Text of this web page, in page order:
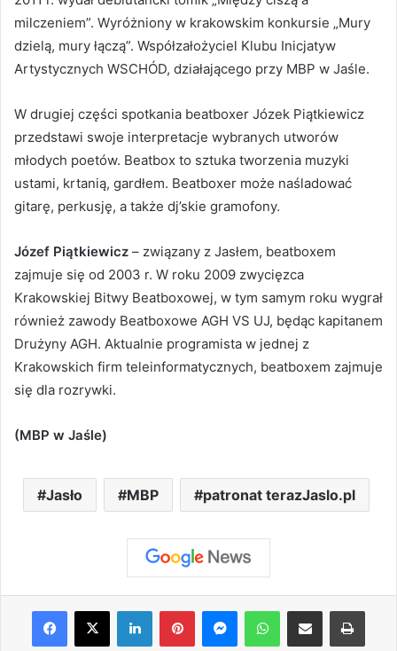
milczeniem”. Wyróżniony w krakowskim konkursie „Mury
dzielą, mury łączą”. Współzałożyciel Klubu Inicjatyw
Artystycznych WSCHÓD, działającego przy MBP w Jaśle.
W drugiej części spotkania beatboxer Józek Piątkiewicz
przedstawi swoje interpretacje wybranych utworów
młodych poetów. Beatbox to sztuka tworzenia muzyki
ustami, krtanią, gardłem. Beatboxer może naśladować
gitarę, perkusję, a także dj’skie gramofony.
Józef Piątkiewicz – związany z Jasłem, beatboxem
zajmuje się od 2003 r. W roku 2009 zwycięzca
Krakowskiej Bitwy Beatboxowej, w tym samym roku wygrał
również zawody Beatboxowe AGH VS UJ, będąc kapitanem
Drużyny AGH. Aktualnie programista w jednej z
Krakowskich firm teleinformatycznych, beatboxem zajmuje
się dla rozrywki.
(MBP w Jaśle)
Jasło MBP patronat terazJaslo.pl
Facebook
X LinkedInPinterestMessengerWhatsAppShare via Email Print